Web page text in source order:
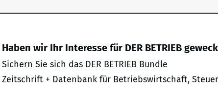
Haben wir Ihr Interesse für DER BETRIEB
Sichern Sie sich das DER BETRIEB Bundle
Zeitschrift + Datenbank für Betriebswirtschaft,